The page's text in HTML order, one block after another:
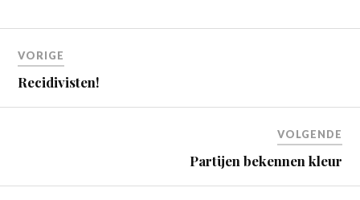
VORIGE
Recidivisten!
VOLGENDE
Partijen bekennen kleur